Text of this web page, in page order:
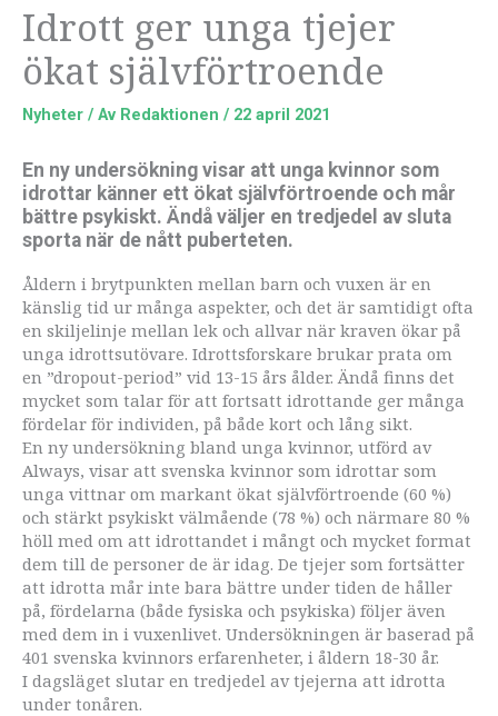
Idrott ger unga tjejer
ökat självförtroende
Nyheter / Av Redaktionen / 22 april 2021
En ny undersökning visar att unga kvinnor som
idrottar känner ett ökat självförtroende och mår
bättre psykiskt. Ändå väljer en tredjedel av sluta
sporta när de nått puberteten.
Åldern i brytpunkten mellan barn och vuxen är en
känslig tid ur många aspekter, och det är samtidigt ofta
en skiljelinje mellan lek och allvar när kraven ökar på
unga idrottsutövare. Idrottsforskare brukar prata om
en ”dropout-period” vid 13-15 års ålder. Ändå finns det
mycket som talar för att fortsatt idrottande ger många
fördelar för individen, på både kort och lång sikt.
En ny undersökning bland unga kvinnor, utförd av
Always, visar att svenska kvinnor som idrottar som
unga vittnar om markant ökat självförtroende (60 %)
och stärkt psykiskt välmående (78 %) och närmare 80 %
höll med om att idrottandet i mångt och mycket format
dem till de personer de är idag. De tjejer som fortsätter
att idrotta mår inte bara bättre under tiden de håller
på, fördelarna (både fysiska och psykiska) följer även
med dem in i vuxenlivet. Undersökningen är baserad på
401 svenska kvinnors erfarenheter, i åldern 18-30 år.
I dagsläget slutar en tredjedel av tjejerna att idrotta
under tonåren.